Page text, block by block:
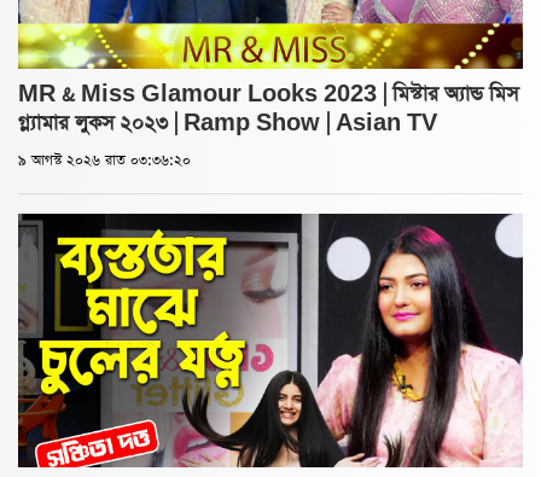
MR & Miss Glamour Looks 2023 | মিস্টার অ্যান্ড মিস
গ্ল্যামার লুকস ২০২৩ | Ramp Show | Asian TV
৯ আগস্ট ২০২৬ রাত ০৩:৩৬:২০